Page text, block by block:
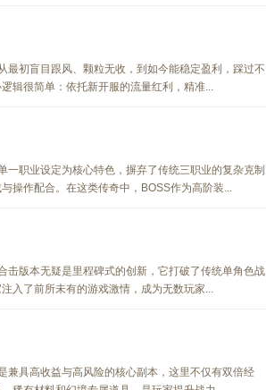
最初盲目跟风、颗粒无收，到如今能稳定盈利，踩过不
辑很简单：依托新开服的流量红利，精准...
一职业设定为核心特色，摒弃了传统三职业的复杂克制
操作配合。在这类传奇中，BOSS作为高阶装...
击版本无疑是里程碑式的创新，它打破了传统单角色战
入了前所未有的游戏激情，成为无数玩家...
兼具高收益与高风险的核心副本，这里不仅有双倍经